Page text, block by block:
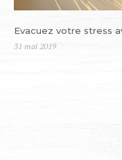
Evacuez votre stress
Publié
31 mai 2019